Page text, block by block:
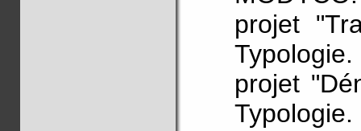
projet
projet
Typologie.